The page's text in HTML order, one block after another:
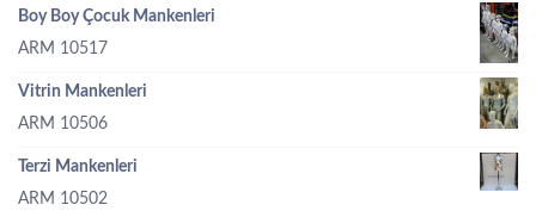
Boy Boy Çocuk Mankenleri
ARM 10517
Vitrin Mankenleri
ARM 10506
Terzi Mankenleri
ARM 10502